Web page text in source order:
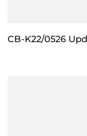
CB-K22/0526